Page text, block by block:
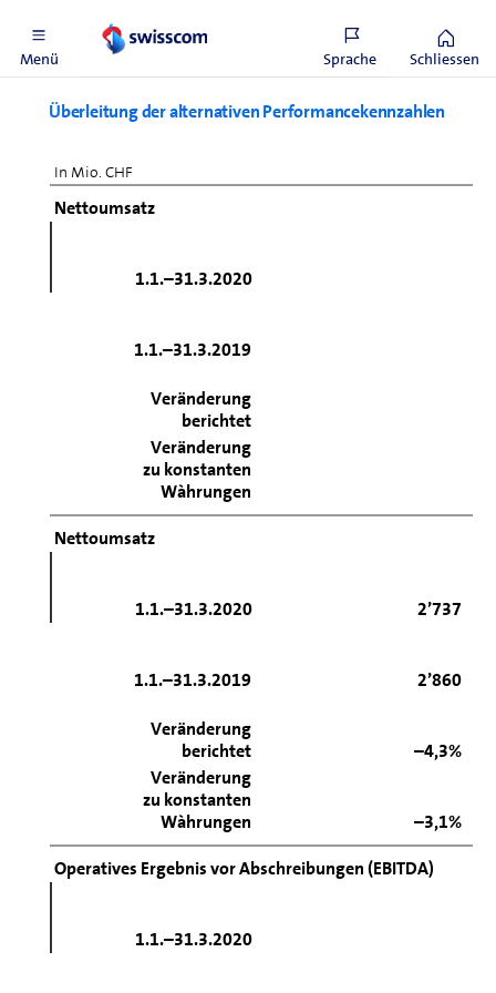
Menü Sprache Schliessen
Überleitung der alternativen Performancekennzahlen
In Mio. CHF
Nettoumsatz
1.1.–31.3.2020
1.1.–31.3.2019
Veränderung
berichtet
Veränderung
zu konstanten
Wàhrungen
Nettoumsatz
1.1.–31.3.2020 2’737
1.1.–31.3.2019 2’860
Veränderung
berichtet
–4,3%
Veränderung
zu konstanten
Wàhrungen
–3,1%
Operatives Ergebnis vor Abschreibungen (EBITDA)
1.1.–31.3.2020